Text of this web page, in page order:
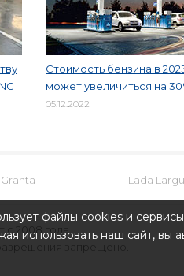
Стоимость бензина в
может увеличиться на
05.12.2022
Lada
с 2008 года.
запрещено.
файлы cookies и
использовать наш сайт, вы